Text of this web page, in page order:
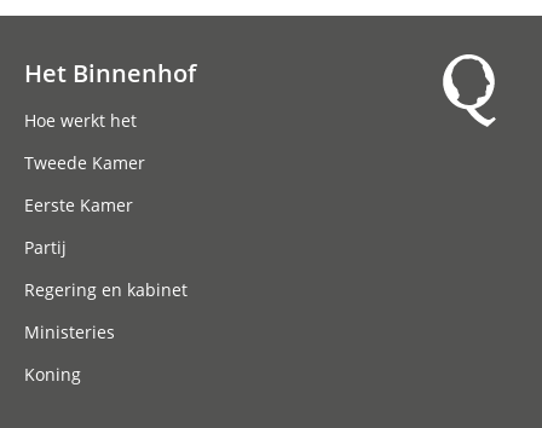
Het Binnenhof
Hoe werkt het
Tweede Kamer
Eerste Kamer
Partij
Regering en kabinet
Ministeries
Koning